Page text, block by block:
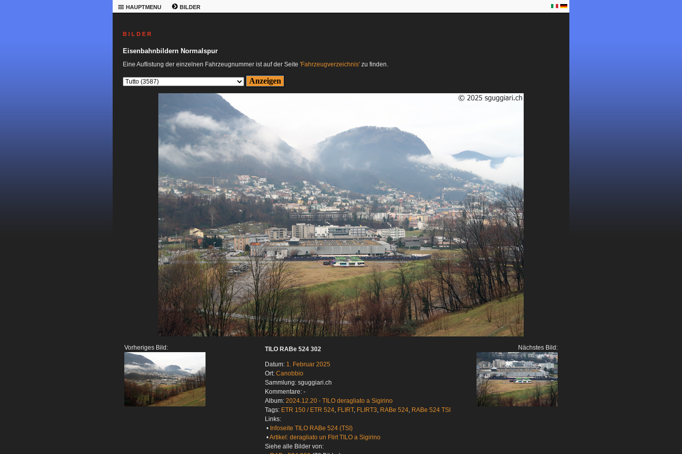
HAUPTMENU BILDER
B I L D E R
Eisenbahnbildern Normalspur
Eine Auflistung der einzelnen Fahrzeugnummer ist auf der Seite 'Fahrzeugverzeichnis' zu finden.
Vorheriges Bild: TILO RABe 524 302
Datum: 1. Februar 2025
Ort: Canobbio
Sammlung: sguggiari.ch
Kommentare: -
Album: 2024.12.20 - TILO deragliato a Sigirino
Tags: ETR 150 / ETR 524, FLIRT, FLIRT3, RABe 524, RABe 524 TSI
Links:
• Infoseite TILO RABe 524 (TSI)
•Artikel: deragliato un Flirt TILO a Sigirino
Siehe alle Bilder von:
Nächstes Bild: